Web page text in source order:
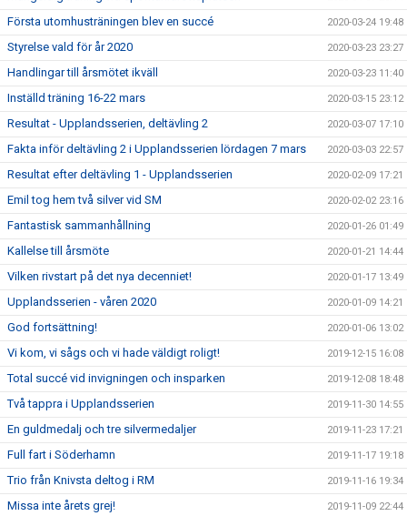
Första utomhusträningen blev en succé 2020-03-24 19:48
Styrelse vald för år 2020 2020-03-23 23:27
Handlingar till årsmötet ikväll 2020-03-23 11:40
Inställd träning 16-22 mars 2020-03-15 23:12
Resultat - Upplandsserien, deltävling 2 2020-03-07 17:10
Fakta inför deltävling 2 i Upplandsserien lördagen 7 mars 2020-03-03 22:57
Resultat efter deltävling 1 - Upplandsserien 2020-02-09 17:21
Emil tog hem två silver vid SM 2020-02-02 23:16
Fantastisk sammanhållning 2020-01-26 01:49
Kallelse till årsmöte 2020-01-21 14:44
Vilken rivstart på det nya decenniet! 2020-01-17 13:49
Upplandsserien - våren 2020 2020-01-09 14:21
God fortsättning! 2020-01-06 13:02
Vi kom, vi sågs och vi hade väldigt roligt! 2019-12-15 16:08
Total succé vid invigningen och insparken 2019-12-08 18:48
Två tappra i Upplandsserien 2019-11-30 14:55
En guldmedalj och tre silvermedaljer 2019-11-23 17:21
Full fart i Söderhamn 2019-11-17 19:18
Trio från Knivsta deltog i RM 2019-11-16 19:34
Missa inte årets grej! 2019-11-09 22:44